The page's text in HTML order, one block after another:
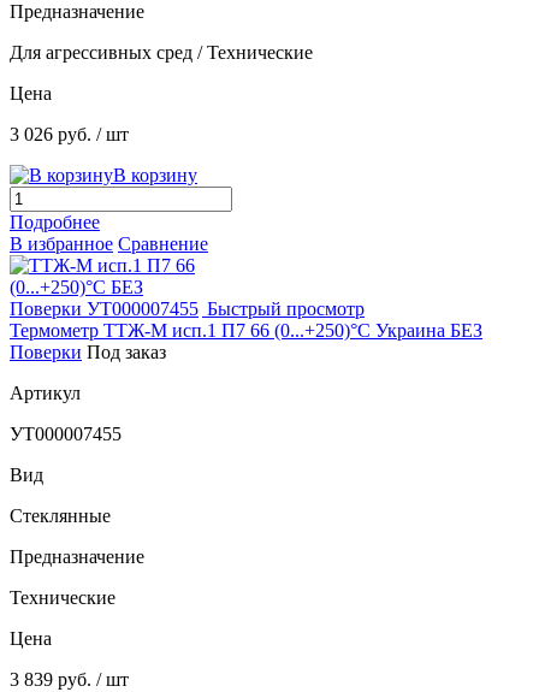
Предназначение
Для агрессивных сред / Технические
Цена
3 026 руб. / шт
В корзину
Подробнее
В избранное Сравнение
Быстрый просмотр
Термометр ТТЖ-М исп.1 П7 66 (0...+250)°С Украина БЕЗ
Поверки Под заказ
Артикул
УТ000007455
Вид
Стеклянные
Предназначение
Технические
Цена
3 839 руб. / шт